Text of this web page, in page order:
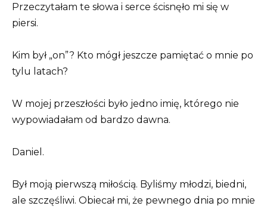
Przeczytałam te słowa i serce ścisnęło mi się w
piersi.
Kim był „on”? Kto mógł jeszcze pamiętać o mnie po
tylu latach?
W mojej przeszłości było jedno imię, którego nie
wypowiadałam od bardzo dawna.
Daniel.
Był moją pierwszą miłością. Byliśmy młodzi, biedni,
ale szczęśliwi. Obiecał mi, że pewnego dnia po mnie